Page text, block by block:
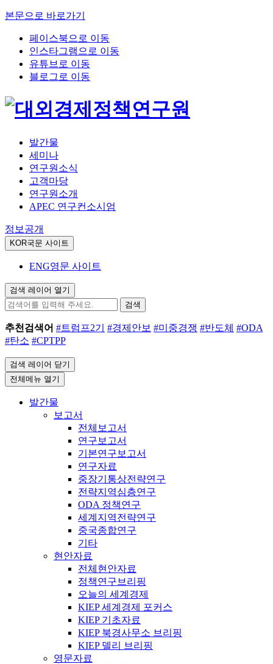
본문으로 바로가기
페이스북으로 이동
인스타그램으로 이동
유튜브로 이동
블로그로 이동
발간물
세미나
연구원소식
고객마당
연구원소개
APEC 연구컨소시엄
정보공개
KOR국문 사이트
ENG영문 사이트
검색 레이어 열기
검색
추천검색어 #트럼프2기 #경제안보 #미중경쟁 #반도체 #ODA
#탄소 #CPTPP
검색 레이어 닫기
전체메뉴 열기
발간물
보고서
전체보고서
연구보고서
기본연구보고서
연구자료
중장기통상전략연구
전략지역심층연구
ODA 정책연구
세계지역전략연구
중국종합연구
기타
현안자료
전체현안자료
정책연구브리핑
오늘의 세계경제
KIEP 세계경제 포커스
KIEP 기초자료
KIEP 북경사무소 브리핑
KIEP 델리 브리핑
영문자료